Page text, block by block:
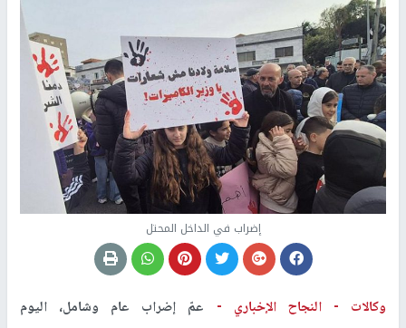
إضراب في الداخل المحتل
وكالات -النجاح الإخباري - عمّ إضراب عام وشامل، اليوم